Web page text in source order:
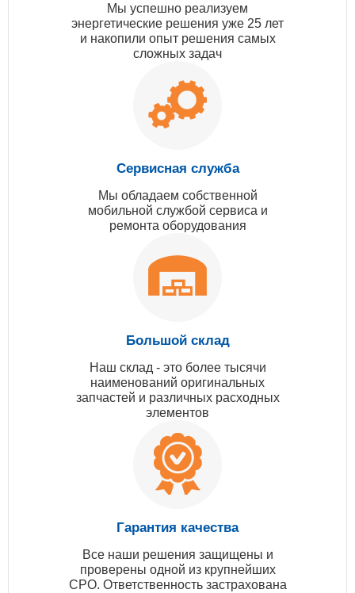
Мы успешно реализуем
энергетические решения уже 25 лет
и накопили опыт решения самых
сложных задач
Сервисная служба
Мы обладаем собственной
мобильной службой сервиса и
ремонта оборудования
Большой склад
Наш склад - это более тысячи
наименований оригинальных
запчастей и различных расходных
элементов
Гарантия качества
Все наши решения защищены и
проверены одной из крупнейших
СРО. Ответственность застрахована